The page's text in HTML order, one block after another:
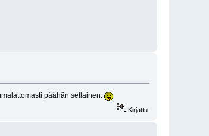
päähän sellainen.
Kirjattu